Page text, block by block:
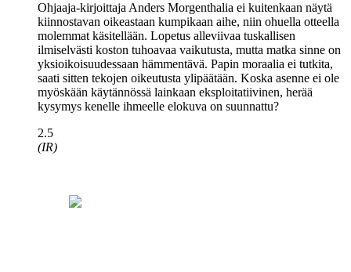
Ohjaaja-kirjoittaja Anders Morgenthalia ei kuitenkaan näytä
kiinnostavan oikeastaan kumpikaan aihe, niin ohuella otteella
molemmat käsitellään. Lopetus alleviivaa tuskallisen
ilmiselvästi koston tuhoavaa vaikutusta, mutta matka sinne on
yksioikoisuudessaan hämmentävä. Papin moraalia ei tutkita,
saati sitten tekojen oikeutusta ylipäätään. Koska asenne ei ole
myöskään käytännössä lainkaan eksploitatiivinen, herää
kysymys kenelle ihmeelle elokuva on suunnattu?
2.5
(IR)